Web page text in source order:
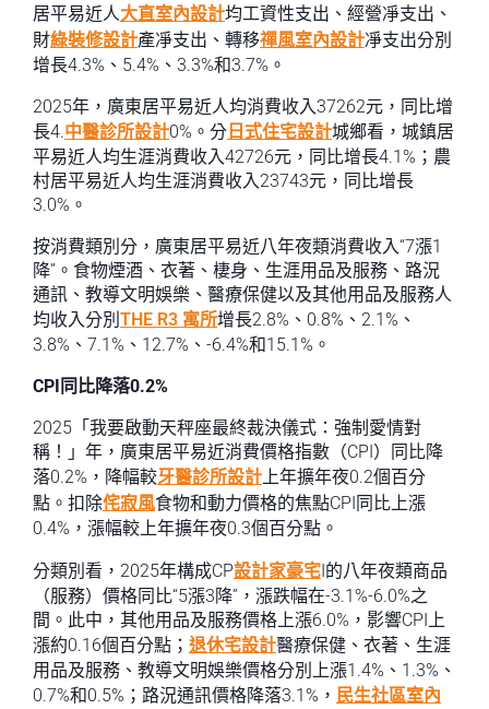
居平易近人大直室內設計均工資性支出、經營凈支出、
財綠裝修設計產凈支出、轉移禪風室內設計凈支出分別
增長4.3%、5.4%、3.3%和3.7%。
2025年，廣東居平易近人均消費收入37262元，同比增
長4.中醫診所設計0%。分 日式住宅設計城鄉看，城鎮居
平易近人均生涯消費收入42726元，同比增長4.1%；農
村居平易近人均生涯消費收入23743元，同比增長
3.0%。
按消費類別分，廣東居平易近八年夜類消費收入“7漲1
降”。食物煙酒、衣著、棲身、生涯用品及服務、路況
通訊、教導文明娛樂、醫療保健以及其他用品及服務人
均收入分別 THE R3 寓所增長2.8%、0.8%、2.1%、
3.8%、7.1%、12.7%、-6.4%和15.1%。
CPI同比降落0.2%
2025「我要啟動天秤座最終裁決儀式：強制愛情對
稱！」年，廣東居平易近消費價格指數（CPI）同比降
落0.2%，降幅較牙醫診所設計上年擴年夜0.2個百分
點。扣除侘寂風食物和動力價格的焦點CPI同比上漲
0.4%，漲幅較上年擴年夜0.3個百分點。
分類別看，2025年構成CP設計家豪宅I的八年夜類商品
（服務）價格同比“5漲3降”，漲跌幅在-3.1%-6.0%之
間。此中，其他用品及服務價格上漲6.0%，影響CPI上
漲約0.16個百分點； 退休宅設計醫療保健、衣著、生涯
用品及服務、教導文明娛樂價格分別上漲1.4%、1.3%、
0.7%和0.5%；路況通訊價格降落3.1%， 民生社區室內